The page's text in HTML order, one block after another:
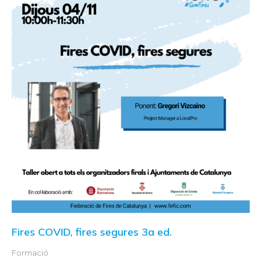
Fires COVID, fires segures 3a ed.
Formació